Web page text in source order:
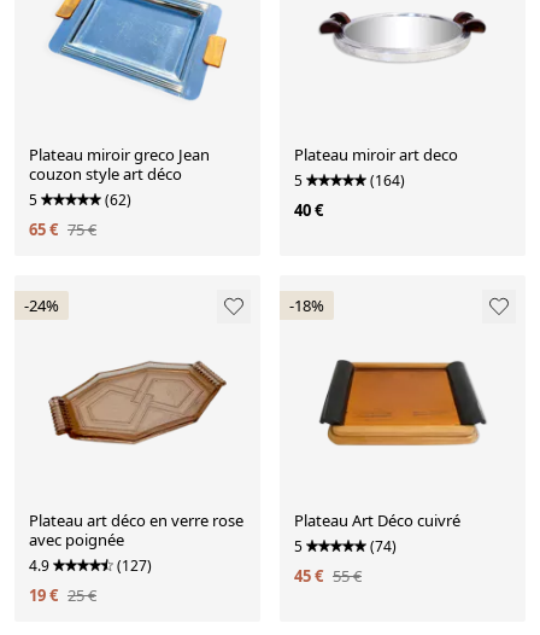
Plateau miroir greco Jean
couzon style art déco
5 (62)
65 € 75 €
Plateau miroir art deco
5 (164)
40 €
-24%
Plateau art déco en verre rose
avec poignée
4.9 (127)
19 € 25 €
-18%
Plateau Art Déco cuivré
5 (74)
45 € 55 €